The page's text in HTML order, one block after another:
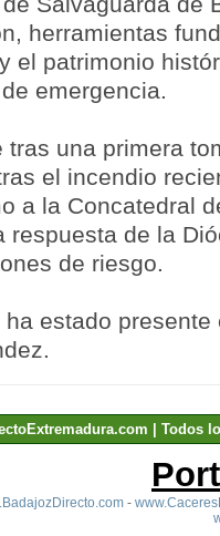
herramientas
el patrimonio
emergencia.
tras una primera
el incendio
a la Concatedral
respuesta de la
de riesgo.
estado
| Todos
-